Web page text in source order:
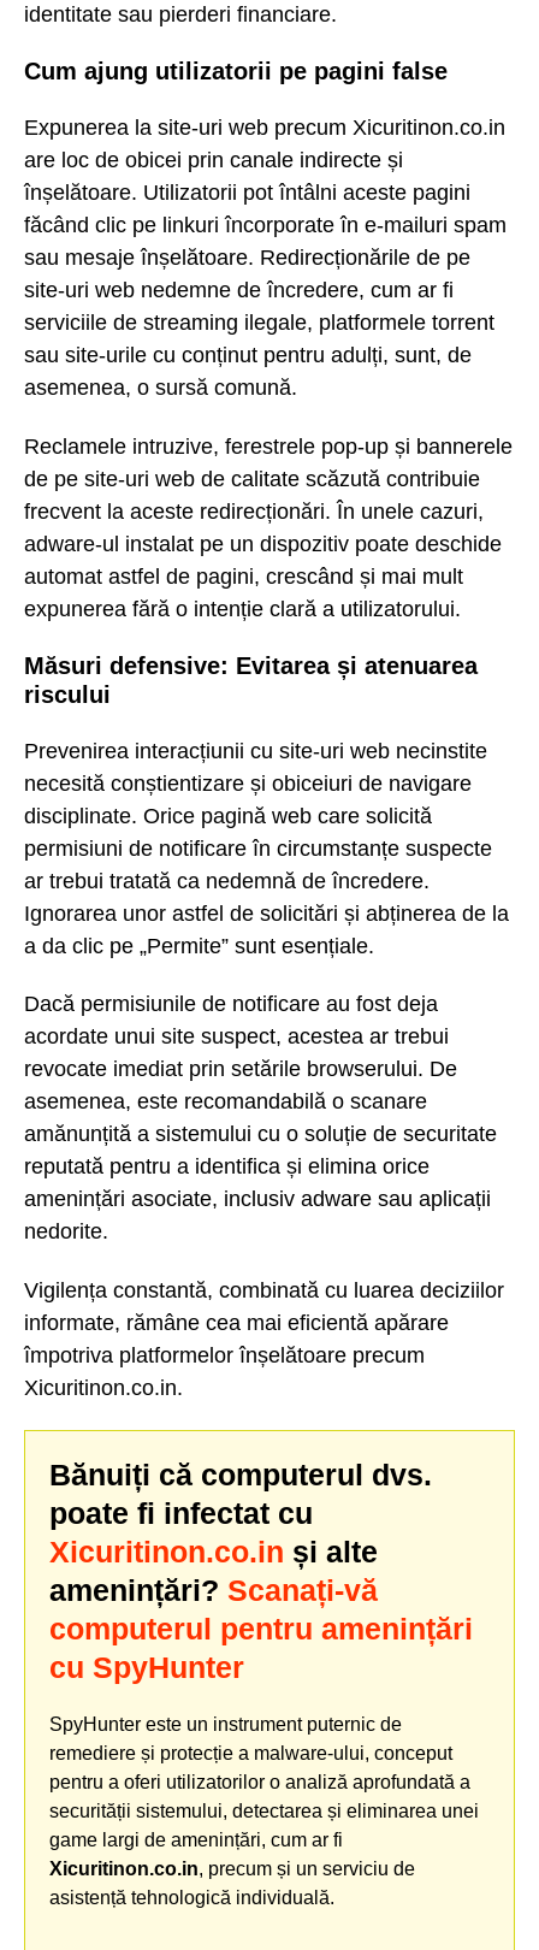
identitate sau pierderi financiare.
Cum ajung utilizatorii pe pagini false
Expunerea la site-uri web precum Xicuritinon.co.in
are loc de obicei prin canale indirecte și
înșelătoare. Utilizatorii pot întâlni aceste pagini
făcând clic pe linkuri încorporate în e-mailuri spam
sau mesaje înșelătoare. Redirecționările de pe
site-uri web nedemne de încredere, cum ar fi
serviciile de streaming ilegale, platformele torrent
sau site-urile cu conținut pentru adulți, sunt, de
asemenea, o sursă comună.
Reclamele intruzive, ferestrele pop-up și bannerele
de pe site-uri web de calitate scăzută contribuie
frecvent la aceste redirecționări. În unele cazuri,
adware-ul instalat pe un dispozitiv poate deschide
automat astfel de pagini, crescând și mai mult
expunerea fără o intenție clară a utilizatorului.
Măsuri defensive: Evitarea și atenuarea
riscului
Prevenirea interacțiunii cu site-uri web necinstite
necesită conștientizare și obiceiuri de navigare
disciplinate. Orice pagină web care solicită
permisiuni de notificare în circumstanțe suspecte
ar trebui tratată ca nedemnă de încredere.
Ignorarea unor astfel de solicitări și abținerea de la
a da clic pe „Permite” sunt esențiale.
Dacă permisiunile de notificare au fost deja
acordate unui site suspect, acestea ar trebui
revocate imediat prin setările browserului. De
asemenea, este recomandabilă o scanare
amănunțită a sistemului cu o soluție de securitate
reputată pentru a identifica și elimina orice
amenințări asociate, inclusiv adware sau aplicații
nedorite.
Vigilența constantă, combinată cu luarea deciziilor
informate, rămâne cea mai eficientă apărare
împotriva platformelor înșelătoare precum
Xicuritinon.co.in.
Bănuiți că computerul dvs.
poate fi infectat cu
Xicuritinon.co.in și alte
amenințări? Scanați-vă
computerul pentru amenințări
cu SpyHunter
SpyHunter este un instrument puternic de
remediere și protecție a malware-ului, conceput
pentru a oferi utilizatorilor o analiză aprofundată a
securității sistemului, detectarea și eliminarea unei
game largi de amenințări, cum ar fi
Xicuritinon.co.in, precum și un serviciu de
asistență tehnologică individuală.